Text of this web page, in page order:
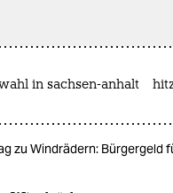
in sachsen-anhalt
zu Windrädern: Bürgergeld